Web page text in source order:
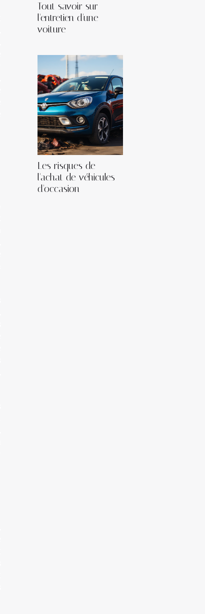
Tout savoir sur
l'entretien d'une
voiture
Les risques de
l'achat de véhicules
d'occasion